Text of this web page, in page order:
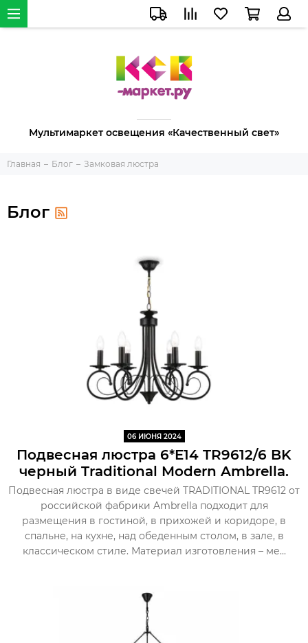
Мультимаркет освещения «Качественный свет»
Главная Блог Замковая люстра
Блог
06 ИЮНЯ 2024
Подвесная люстра 6*E14 TR9612/6 BK
черный Traditional Modern Ambrella.
Подвесная люстра в виде свечей TRADITIONAL TR9612 от
российской фабрики Ambrella подходит для
размещения в гостиной, в прихожей и коридоре, в
спальне, на кухне, над обеденным столом, в зале, в
классическом стиле. Материал изготовления – ме...